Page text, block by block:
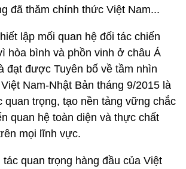
đã thăm chính thức Việt Nam...
lập mối quan hệ đối tác chiến
hòa bình và phồn vinh ở châu Á
đạt được Tuyên bố về tầm nhìn
Nam-Nhật Bản tháng 9/2015 là
quan trọng, tạo nền tảng vững chắc
quan hệ toàn diện và thực chất
mọi lĩnh vực.
tác quan trọng hàng đầu của Việt